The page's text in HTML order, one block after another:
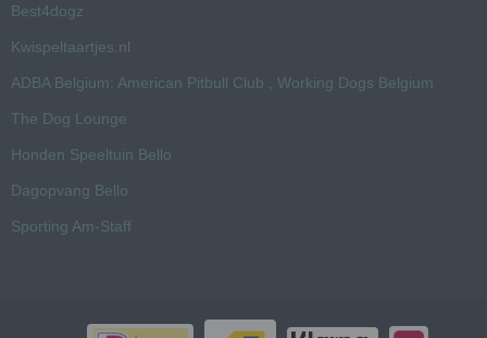
Best4dogz
Kwispeltaartjes.nl
ADBA Belgium: American Pitbull Club , Working Dogs Belgium
The Dog Lounge
Honden Speeltuin Bello
Dagopvang Bello
Sporting Am-Staff